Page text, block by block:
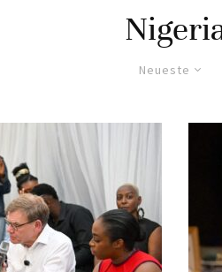
Neueste